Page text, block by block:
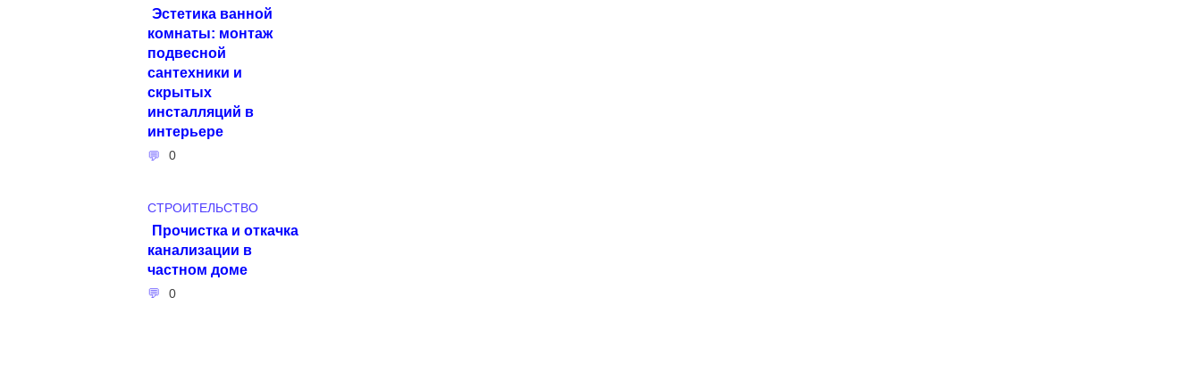
Эстетика ванной
комнаты: монтаж
подвесной
сантехники и
скрытых
инсталляций в
интерьере
0
СТРОИТЕЛЬСТВО
Прочистка и откачка
канализации в
частном доме
0